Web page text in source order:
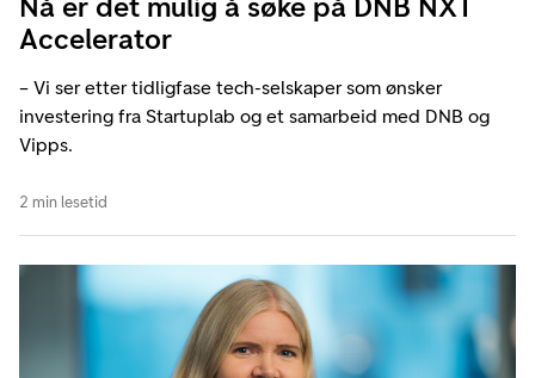
Accelerator
– Vi ser etter tidligfase tech-selskaper som ønsker
investering fra Startuplab og et samarbeid med DNB og
Vipps.
2 min lesetid